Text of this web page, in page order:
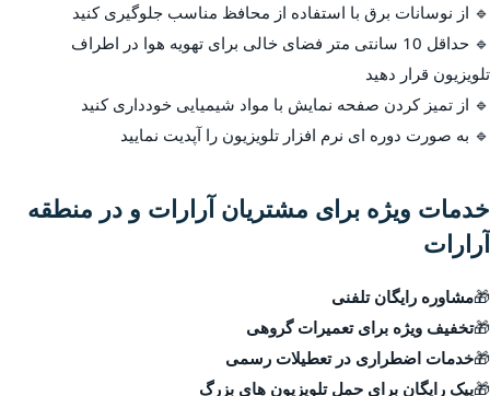
🔹 از نوسانات برق با استفاده از محافظ مناسب جلوگیری کنید
🔹 حداقل 10 سانتی متر فضای خالی برای تهویه هوا در اطراف
تلویزیون قرار دهید
🔹 از تمیز کردن صفحه نمایش با مواد شیمیایی خودداری کنید
🔹 به صورت دوره ای نرم افزار تلویزیون را آپدیت نمایید
خدمات ویژه برای مشتریان آرارات و در منطقه
آرارات
🎁مشاوره رایگان تلفنی
🎁تخفیف ویژه برای تعمیرات گروهی
🎁خدمات اضطراری در تعطیلات رسمی
🎁پیک رایگان برای حمل تلویزیون های بزرگ